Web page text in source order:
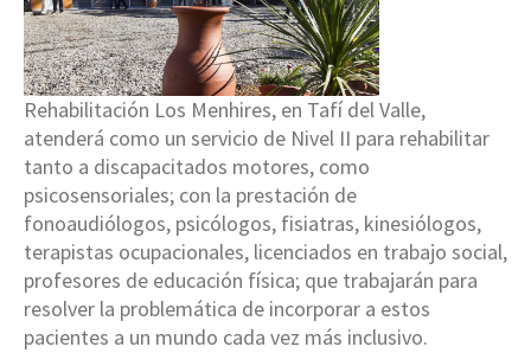
Rehabilitación Los Menhires, en Tafí del Valle,
atenderá como un servicio de Nivel II para rehabilitar
tanto a discapacitados motores, como
psicosensoriales; con la prestación de
fonoaudiólogos, psicólogos, fisiatras, kinesiólogos,
terapistas ocupacionales, licenciados en trabajo social,
profesores de educación física; que trabajarán para
resolver la problemática de incorporar a estos
pacientes a un mundo cada vez más inclusivo.